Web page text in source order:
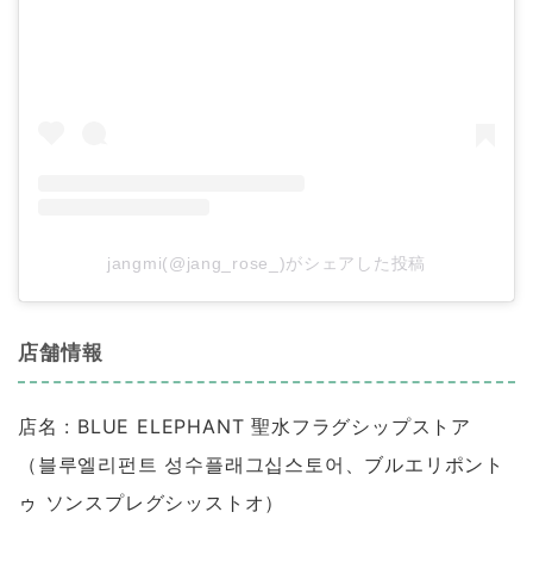
jangmi(@jang_rose_)がシェアした投稿
店舗情報
店名 : BLUE ELEPHANT 聖水フラグシップストア
（블루엘리펀트 성수플래그십스토어、ブルエリポント
ゥ ソンスプレグシッストオ）